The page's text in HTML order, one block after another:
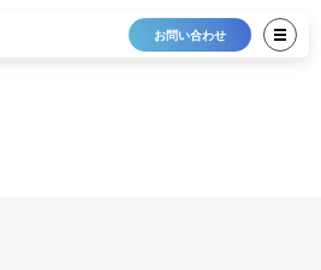
お問い合わせ